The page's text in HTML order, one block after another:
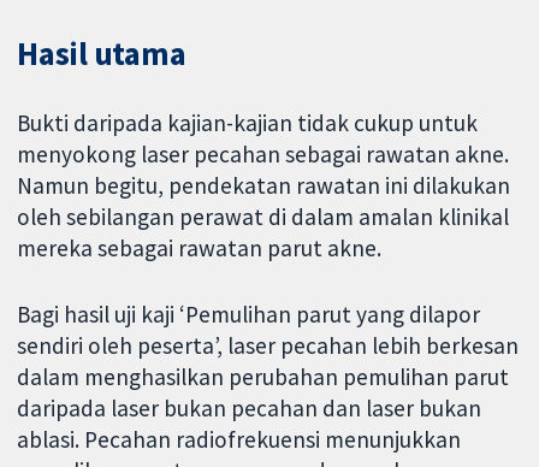
Hasil utama
Bukti daripada kajian-kajian tidak cukup untuk
menyokong laser pecahan sebagai rawatan akne.
Namun begitu, pendekatan rawatan ini dilakukan
oleh sebilangan perawat di dalam amalan klinikal
mereka sebagai rawatan parut akne.
Bagi hasil uji kaji ‘Pemulihan parut yang dilapor
sendiri oleh peserta’, laser pecahan lebih berkesan
dalam menghasilkan perubahan pemulihan parut
daripada laser bukan pecahan dan laser bukan
ablasi. Pecahan radiofrekuensi menunjukkan